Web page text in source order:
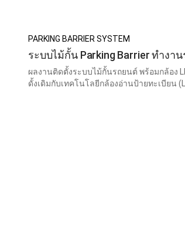
PARKING BARRIER SYSTEM
ระบบไม้กั้น Parking Barrier ทำงา
ผลงานติดตั้งระบบไม้กั้นรถยนต์ พร้อมกล้อง
ดั้งเดิมกับเทคโนโลยีกล้องอ่านป้ายทะเบียน